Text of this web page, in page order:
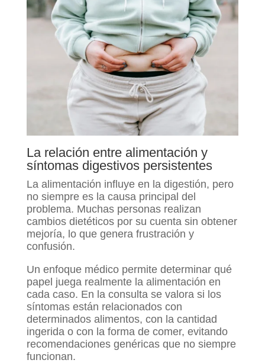
La relación entre alimentación y
síntomas digestivos persistentes
La alimentación influye en la digestión, pero
no siempre es la causa principal del
problema. Muchas personas realizan
cambios dietéticos por su cuenta sin obtener
mejoría, lo que genera frustración y
confusión.
Un enfoque médico permite determinar qué
papel juega realmente la alimentación en
cada caso. En la consulta se valora si los
síntomas están relacionados con
determinados alimentos, con la cantidad
ingerida o con la forma de comer, evitando
recomendaciones genéricas que no siempre
funcionan.